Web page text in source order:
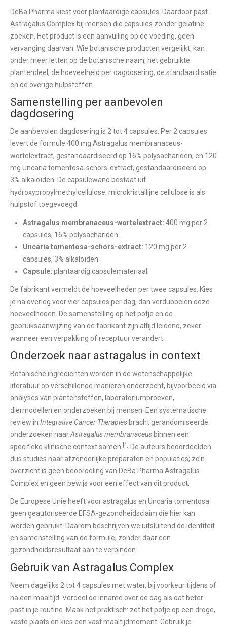
DeBa Pharma kiest voor plantaardige capsules. Daardoor past
Astragalus Complex bij mensen die capsules zonder gelatine
zoeken. Het product is een aanvulling op de voeding, geen
vervanging daarvan. Wie botanische producten vergelijkt, kan
onder meer letten op de botanische naam, het gebruikte
plantendeel, de hoeveelheid per dagdosering, de standaardisatie
en de overige hulpstoffen.
Samenstelling per aanbevolen
dagdosering
De aanbevolen dagdosering is 2 tot 4 capsules. Per 2 capsules
levert de formule 400 mg Astragalus membranaceus-
wortelextract, gestandaardiseerd op 16% polysachariden, en 120
mg Uncaria tomentosa-schors-extract, gestandaardiseerd op
3% alkaloïden. De capsulewand bestaat uit
hydroxypropylmethylcellulose; microkristallijne cellulose is als
hulpstof toegevoegd.
Astragalus membranaceus-wortelextract: 400 mg per 2
capsules, 16% polysachariden.
Uncaria tomentosa-schors-extract: 120 mg per 2
capsules, 3% alkaloïden.
Capsule: plantaardig capsulemateriaal.
De fabrikant vermeldt de hoeveelheden per twee capsules. Kies
je na overleg voor vier capsules per dag, dan verdubbelen deze
hoeveelheden. De samenstelling op het potje en de
gebruiksaanwijzing van de fabrikant zijn altijd leidend, zeker
wanneer een verpakking of receptuur verandert.
Onderzoek naar astragalus in context
Botanische ingrediënten worden in de wetenschappelijke
literatuur op verschillende manieren onderzocht, bijvoorbeeld via
analyses van plantenstoffen, laboratoriumproeven,
diermodellen en onderzoeken bij mensen. Een systematische
review in Integrative Cancer Therapies bracht gerandomiseerde
onderzoeken naarAstragalus membranaceus binnen een
specifieke klinische context samen. [1] De auteurs beoordeelden
dus studies naar afzonderlijke preparaten en populaties; zo’n
overzicht is geen beoordeling van DeBa Pharma Astragalus
Complex en geen bewijs voor een effect van dit product.
De Europese Unie heeft voor astragalus en Uncaria tomentosa
geen geautoriseerde EFSA-gezondheidsclaim die hier kan
worden gebruikt. Daarom beschrijven we uitsluitend de identiteit
en samenstelling van de formule, zonder daar een
gezondheidsresultaat aan te verbinden.
Gebruik van Astragalus Complex
Neem dagelijks 2 tot 4 capsules met water, bij voorkeur tijdens of
na een maaltijd. Verdeel de inname over de dag als dat beter
past in je routine. Maak het praktisch: zet het potje op een droge,
vaste plaats en kies een vast maaltijdmoment. Gebruik je